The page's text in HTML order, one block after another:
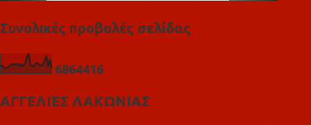
Συνολικές προβολές σελίδας
6864416
ΑΓΓΕΛΙΕΣ ΛΑΚΩΝΙΑΣ